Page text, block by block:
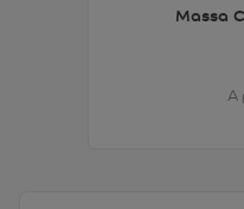
Massa
A